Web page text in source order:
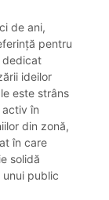
de ani,
pentru
dedicat
ideilor
este strâns
în
din zonă,
în care
solidă
public